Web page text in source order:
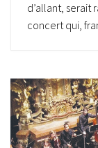
d’allant, serait
concert qui,